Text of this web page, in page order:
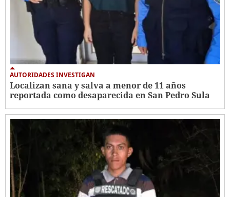
AUTORIDADES INVESTIGAN
Localizan sana y salva a menor de 11 años
reportada como desaparecida en San Pedro Sula